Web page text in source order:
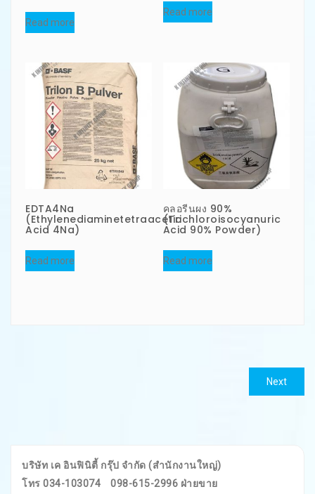
Read more
Read more
EDTA4Na
(Ethylenediaminetetraacetic
Acid 4Na)
Read more
คลอรีนผง 90%
(Trichloroisocyanuric
Acid 90% Powder)
Read more
NextNext
post:
บริษัท เค อินฟินิตี้ กรุ๊ป จำกัด (สำนักงานใหญ่)
โทร 034-103074
098-615-2996 ฝ่ายขาย